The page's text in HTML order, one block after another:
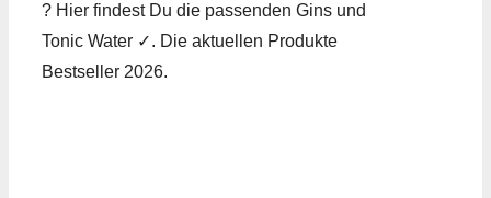
? Hier findest Du die passenden Gins und
Tonic Water ✓. Die aktuellen Produkte
Bestseller 2026.